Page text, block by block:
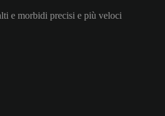
e morbidi precisi e più veloci